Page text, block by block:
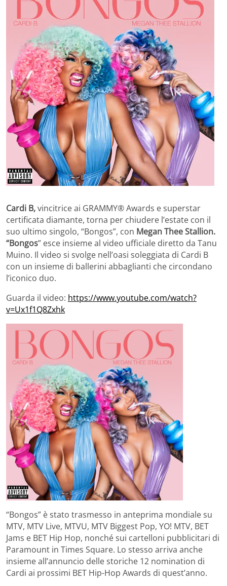
Cardi B,vincitrice ai GRAMMY® Awards e superstar
certificata diamante, torna per chiudere l’estate con il
suo ultimo singolo, “Bongos”, con Megan Thee Stallion.
“Bongos” esce insieme al video ufficiale diretto da Tanu
Muino. Il video si svolge nell’oasi soleggiata di Cardi B
con un insieme di ballerini abbaglianti che circondano
l’iconico duo.
Guarda il video: https://www.youtube.com/watch?
v=Ux1f1Q8Zxhk
“Bongos” è stato trasmesso in anteprima mondiale su
MTV, MTV Live, MTVU, MTV Biggest Pop, YO! MTV, BET
Jams e BET Hip Hop, nonché sui cartelloni pubblicitari di
Paramount in Times Square. Lo stesso arriva anche
insieme all’annuncio delle storiche 12 nomination di
Cardi ai prossimi BET Hip-Hop Awards di quest’anno.